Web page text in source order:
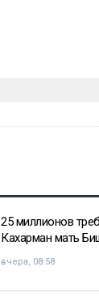
25 миллионов
Кахарман мать
вчера, 08:58